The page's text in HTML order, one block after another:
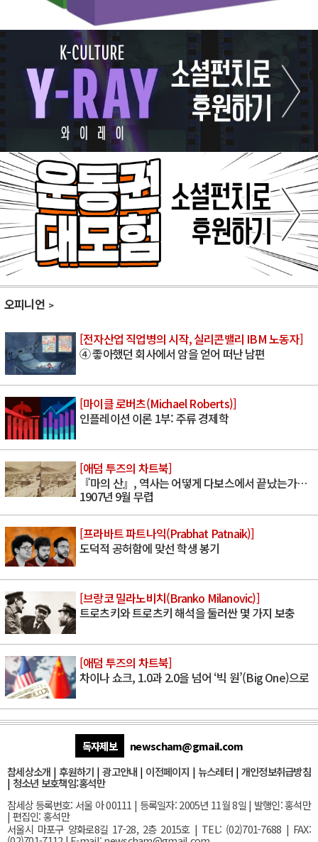
오피니언
[전자산업 직업병의 시작, 실리콘밸리 IBM 노동자]
④ 좋아했던 회사에서 암을 얻어 떠난 남편
[마이클 로버츠(Michael Roberts)]
인플레이션 이론 1부: 주류 경제학
[애덤 투즈의 차트북]
『마의 산』, 역사는 어떻게 다보스에서 끝났는가…
1907년 9월 무렵
[프라바트 파트나익(Prabhat Patnaik)]
도덕적 공허함에 맞선 학생 봉기
[브랑코 밀라노비치(Branko Milanovic)]
트로츠키와 트로츠키 해석을 둘러싼 몇 가지 보충
[애덤 투즈의 차트북]
차이나 쇼크, 1.0과 2.0을 넘어 ‘빅 원’(Big One)으로
독자제보
newscham@gmail.com
참세상소개 | 후원하기 |광고안내 | 이전페이지 | 뉴스레터| 개인정보취급방침
| 청소년 보호책임:홍석만
참세상 등록번호: 서울 아 00111 | 등록일자: 2005년 11월 8일 | 발행인: 홍석만
| 편집인: 홍석만
서울시 마포구 양화로8길 17-28, 2층 2015호| TEL: (02)701-7688 | FAX: